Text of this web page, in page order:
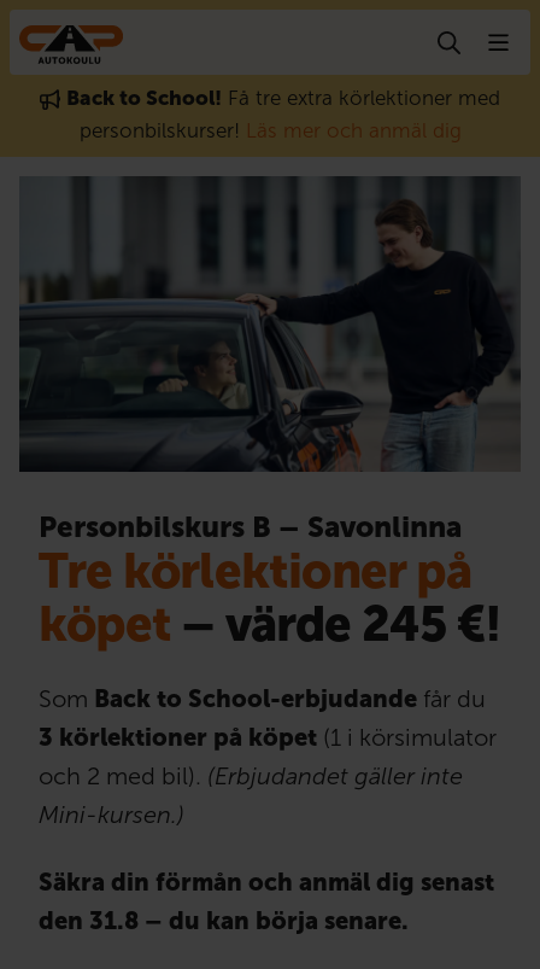
Gå till innehåll
Back to School! Få tre extra körlektioner med
personbilskurser! Läs mer och anmäl dig
Personbilskurs B – Savonlinna
Tre körlektioner på
köpet – värde 245 €!
Som Back to School-erbjudande får du
3 körlektioner på köpet (1 i körsimulator
och 2 med bil). (Erbjudandet gäller inte
Mini-kursen.)
Säkra din förmån och anmäl dig senast
den 31.8 – du kan börja senare.